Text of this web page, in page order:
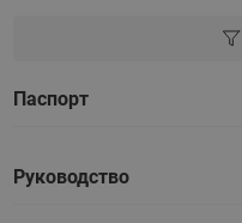
Паспорт
Руководство